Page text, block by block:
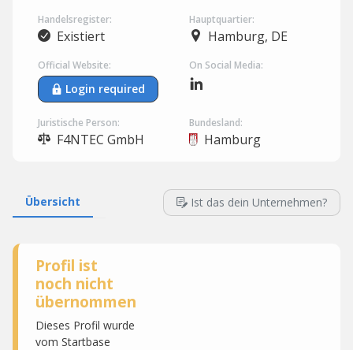
Handelsregister:
Existiert
Hauptquartier:
Hamburg, DE
Official Website:
Login required
On Social Media:
Juristische Person:
F4NTEC GmbH
Bundesland:
Hamburg
Übersicht Ist das dein Unternehmen?
Profil ist
noch nicht
übernommen
Dieses Profil wurde
vom Startbase